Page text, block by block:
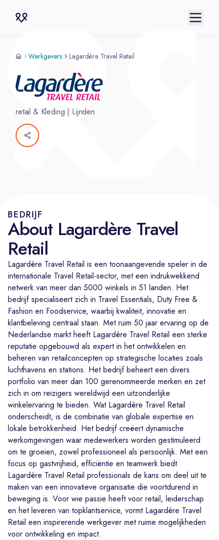
Werkgevers Lagardère Travel Retail
retail & Kleding | Lijnden
BEDRIJF
About Lagardère Travel
Retail
Lagardère Travel Retail is een toonaangevende speler in de
internationale Travel Retail-sector, met een indrukwekkend
netwerk van meer dan 5000 winkels in 51 landen. Het
bedrijf specialiseert zich in Travel Essentials, Duty Free &
Fashion en Foodservice, waarbij kwaliteit, innovatie en
klantbeleving centraal staan. Met ruim 50 jaar ervaring op de
Nederlandse markt heeft Lagardère Travel Retail een sterke
reputatie opgebouwd als expert in het ontwikkelen en
beheren van retailconcepten op strategische locaties zoals
luchthavens en stations. Het bedrijf beheert een divers
portfolio van meer dan 100 gerenommeerde merken en zet
zich in om reizigers wereldwijd een uitzonderlijke
winkelervaring te bieden. Wat Lagardère Travel Retail
onderscheidt, is de combinatie van globale expertise en
lokale betrokkenheid. Het bedrijf creëert dynamische
werkomgevingen waar medewerkers worden gestimuleerd
om te groeien, zowel professioneel als persoonlijk. Met een
focus op gastvrijheid, efficiëntie en teamwerk biedt
Lagardère Travel Retail professionals de kans om deel uit te
maken van een innovatieve organisatie die voortdurend in
beweging is. Voor wie passie heeft voor retail, leiderschap
en het leveren van topklantservice, vormt Lagardère Travel
Retail een inspirerende werkgever met ruime mogelijkheden
voor ontwikkeling en impact.